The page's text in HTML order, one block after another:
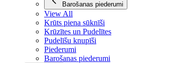
Barošanas piederumi
View All
Krūts piena sūknīši
Krūzītes un Pudelītes
Pudelīšu knupīši
Piederumi
Barošanas piederumi